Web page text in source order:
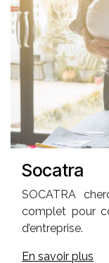
Socatra
SOCATRA
complet pour
d’entreprise.
En savoir plus